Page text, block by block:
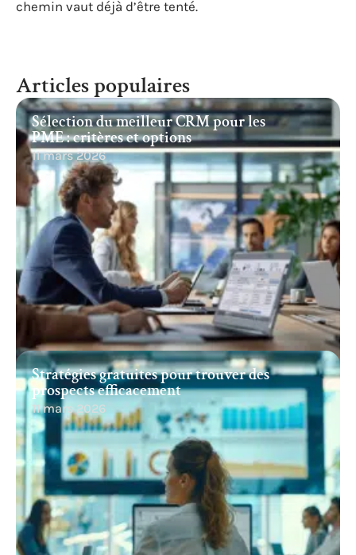
chemin vaut déjà d’être tenté.
Articles populaires
Sélection du meilleur CRM pour les
PME : critères et options
11 mars 2026
Stratégies gratuites pour trouver des
prospects efficacement
11 mars 2026